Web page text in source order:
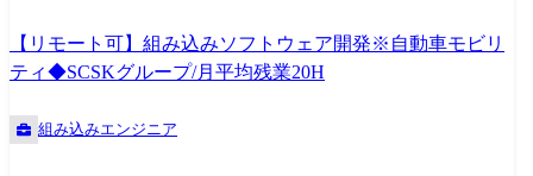
計、実装、検証業務をSCSKプロジェクトチームと連携しながら担当して
頂きます。 また、開発業務は基本チーム単位で行います。開発チームに
より出社状況等異なりますが、お客様先に出社する場合も含めると週3～
ン上や出社時に会う機会があり、チーム外のメンバーとも毎月1回全社会
【リモート可】組み込みソフトウェア開発※自動車モビリ
ティ◆SCSKグループ/月平均残業20H
組み込みエンジニア